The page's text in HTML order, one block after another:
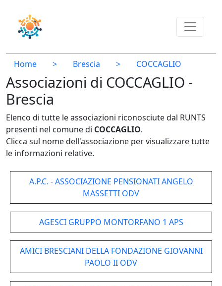
Home > Brescia > COCCAGLIO
Associazioni di COCCAGLIO -
Brescia
Elenco di tutte le associazioni riconosciute dal RUNTS
presenti nel comune di COCCAGLIO.
Clicca sul nome dell'associazione per visualizzare tutte
le informazioni relative.
A.P.C. - ASSOCIAZIONE PENSIONATI ANGELO
MASSETTI ODV
AGESCI GRUPPO MONTORFANO 1 APS
AMICI BRESCIANI DELLA FONDAZIONE GIOVANNI
PAOLO II ODV